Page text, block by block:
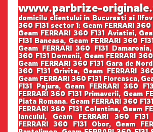
www.parbrize-
domicilu clientului in Bucuresti si Ilfov.
360 F131 sector 1: Geam FERRARI
Geam FERRARI 360 F131 Aviatiei,
F131 Baneasa, Geam FERRARI 360
Geam FERRARI 360 F131
360 F131 Domenii, Geam FERRARI
Geam FERRARI 360 F131 Gara de
360 F131 Grivita, Geam FERRARI
Geam FERRARI 360 F131 Floreasca,
F131 Pajura, Geam FERRARI 360
FERRARI 360 F131 Primaverii, Geam
Piata Romana. Geam FERRARI 360
FERRARI 360 F131 Colentina, Geam
Iancului, Geam FERRARI 360
FERRARI 360 F131 Obor, Geam